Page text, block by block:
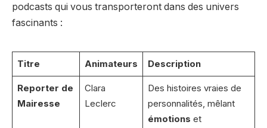
podcasts qui vous transporteront dans des univers
fascinants :
Titre Animateurs Description
Reporter de
Mairesse
Clara
Leclerc
Des histoires vraies de
personnalités, mêlant
émotions et